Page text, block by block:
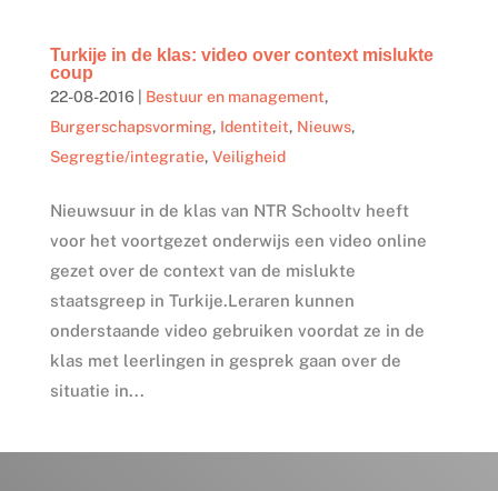
Turkije in de klas: video over context mislukte
coup
22-08-2016| Bestuur en management,
Burgerschapsvorming, Identiteit, Nieuws,
Segregtie/integratie, Veiligheid
Nieuwsuur in de klas van NTR Schooltv heeft
voor het voortgezet onderwijs een video online
gezet over de context van de mislukte
staatsgreep in Turkije.Leraren kunnen
onderstaande video gebruiken voordat ze in de
klas met leerlingen in gesprek gaan over de
situatie in...